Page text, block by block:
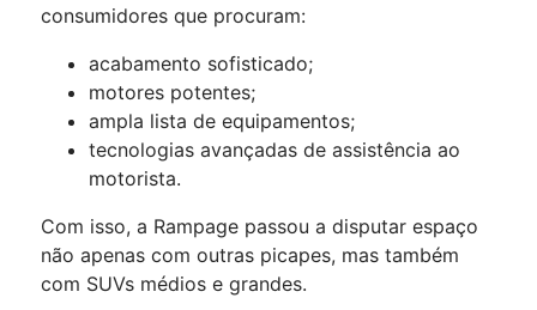
consumidores que procuram:
acabamento sofisticado;
motores potentes;
ampla lista de equipamentos;
tecnologias avançadas de assistência ao
motorista.
Com isso, a Rampage passou a disputar espaço
não apenas com outras picapes, mas também
com SUVs médios e grandes.